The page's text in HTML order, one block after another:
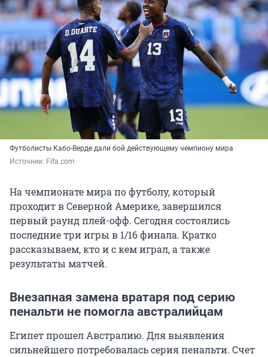
Футболисты Кабо-Верде дали бой действующему чемпиону мира
Источник: Fifa.com
На чемпионате мира по футболу, который
проходит в Северной Америке, завершился
первый раунд плей-офф. Сегодня состоялись
последние три игры в 1/16 финала. Кратко
рассказываем, кто и с кем играл, а также
результаты матчей.
Внезапная замена вратаря под серию
пенальти не помогла австралийцам
Египет прошел Австралию. Для выявления
сильнейшего потребовалась серия пенальти. Счет